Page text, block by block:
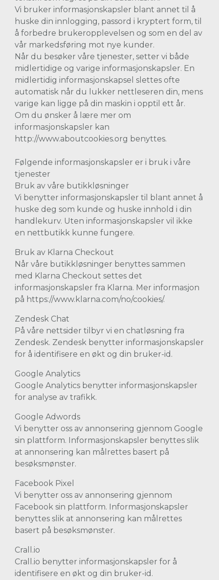
Vi bruker informasjonskapsler blant annet til å
huske din innlogging, passord i kryptert form, til
å forbedre brukeropplevelsen og som en del av
vår markedsføring mot nye kunder.
Når du besøker våre tjenester, setter vi både
midlertidige og varige informasjonskapsler. En
midlertidig informasjonskapsel slettes ofte
automatisk når du lukker nettleseren din, mens
varige kan ligge på din maskin i opptil ett år.
Om du ønsker å lære mer om
informasjonskapsler kan
http://www.aboutcookies.org benyttes.
Følgende informasjonskapsler er i bruk i våre
tjenester
Bruk av våre butikkløsninger
Vi benytter informasjonskapsler til blant annet å
huske deg som kunde og huske innhold i din
handlekurv. Uten informasjonskapsler vil ikke
en nettbutikk kunne fungere.
Bruk av Klarna Checkout
Når våre butikkløsninger benyttes sammen
med Klarna Checkout settes det
informasjonskapsler fra Klarna. Mer informasjon
på https://www.klarna.com/no/cookies/.
Zendesk Chat
På våre nettsider tilbyr vi en chatløsning fra
Zendesk. Zendesk benytter informasjonskapsler
for å identifisere en økt og din bruker-id.
Google Analytics
Google Analytics benytter informasjonskapsler
for analyse av trafikk.
Google Adwords
Vi benytter oss av annonsering gjennom Google
sin plattform. Informasjonskapsler benyttes slik
at annonsering kan målrettes basert på
besøksmønster.
Facebook Pixel
Vi benytter oss av annonsering gjennom
Facebook sin plattform. Informasjonskapsler
benyttes slik at annonsering kan målrettes
basert på besøksmønster.
Crall.io
Crall.io benytter informasjonskapsler for å
identifisere en økt og din bruker-id.